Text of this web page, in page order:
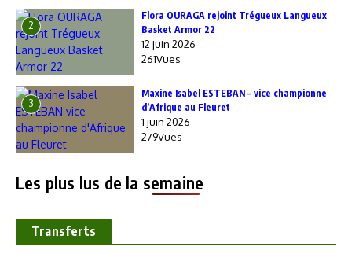
2
Flora OURAGA rejoint Trégueux Langueux
Basket Armor 22
12 juin 2026
261Vues
3
Maxine Isabel ESTEBAN – vice championne
d’Afrique au Fleuret
1 juin 2026
279Vues
Les plus lus de la semaine
Transferts